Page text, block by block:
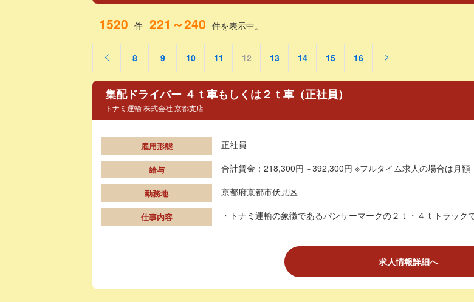
1520 件 221～240 件を表示中。
8 9 10 11 12 13 14 15 16
集配ドライバー ４ｔ車もしくは２ｔ車（正社員）
トナミ運輸 株式会社 京都支店
雇用形態 正社員
給与 合計賃金：218,300円～392,300円 ※フルタイム求人の場合は月
勤務地 京都府京都市伏見区
仕事内容 ・トナミ運輸の象徴であるパンサーマークの２ｔ・４ｔトラッ
求人情報詳細へ